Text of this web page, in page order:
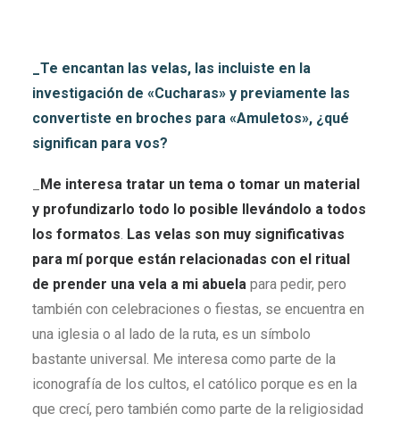
_Te encantan las velas, las incluiste en la
investigación de «Cucharas» y previamente las
convertiste en broches para «Amuletos», ¿qué
significan para vos?
Me interesa tratar un tema o tomar un material
y profundizarlo todo lo posible llevándolo a todos
los formatos. Las velas son muy significativas
para mí porque están relacionadas con el ritual
de prender una vela a mi abuela para pedir, pero
también con celebraciones o fiestas, se encuentra en
una iglesia o al lado de la ruta, es un símbolo
bastante universal. Me interesa como parte de la
iconografía de los cultos, el católico porque es en la
que crecí, pero también como parte de la religiosidad